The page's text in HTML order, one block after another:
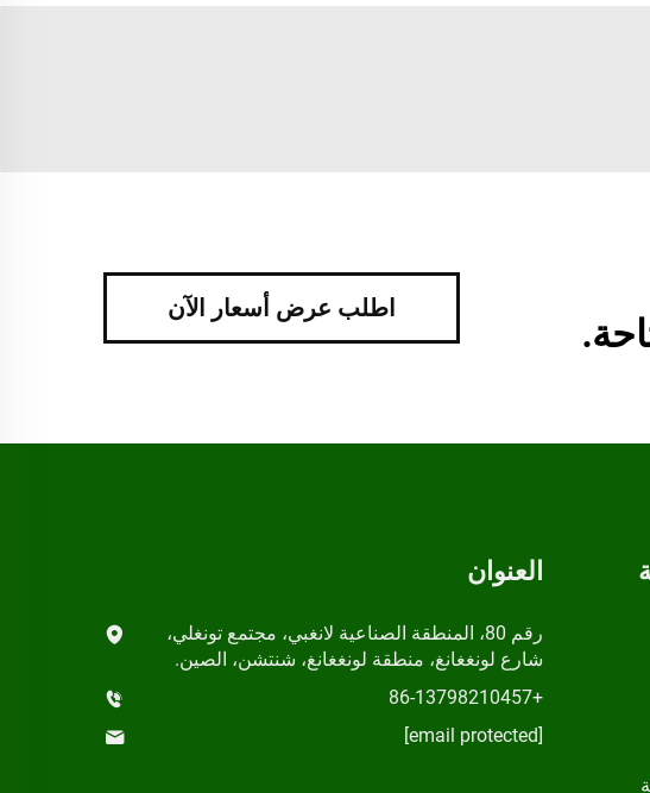
اطلب عرض أسعار الآن
العنوان
رقم 80، المنطقة الصناعية لانغبي، مجتمع تونغلي،
شارع لونغغانغ، منطقة لونغغانغ، شنتشن، الصين.
+86-13798210457
[email protected]